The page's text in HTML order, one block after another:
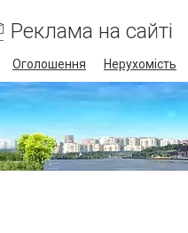
Реклама на сайті
Оголошення Нерухомість